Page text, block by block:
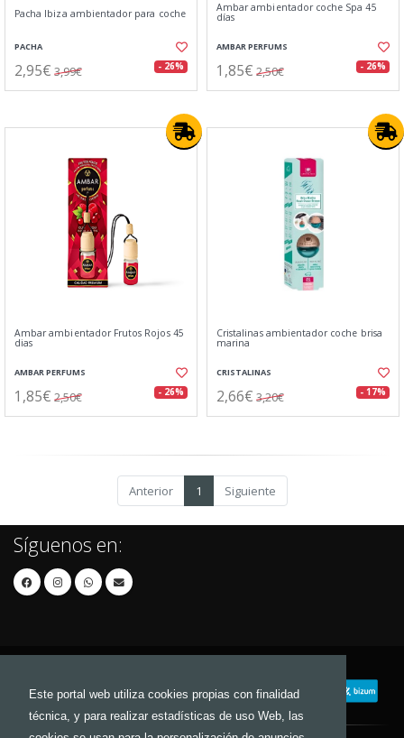
Este portal web utiliza cookies propias con finalidad
técnica, y para realizar estadísticas de uso Web, las
Pacha Ibiza ambientador para coche
PACHA
2,95€ 3,99€ - 26%
Ambar ambientador coche Spa 45
días
AMBAR PERFUMS
1,85€ 2,50€ - 26%
Ambar ambientador Frutos Rojos 45
dias
AMBAR PERFUMS
1,85€ 2,50€ - 26%
Cristalinas ambientador coche brisa
marina
CRISTALINAS
2,66€ 3,20€ - 17%
Anterior 1 Siguiente
Síguenos en: